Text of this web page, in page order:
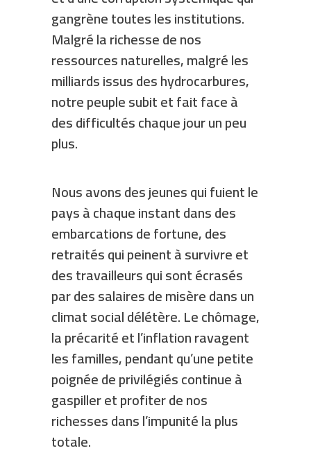
gangrène toutes les institutions.
Malgré la richesse de nos
ressources naturelles, malgré les
milliards issus des hydrocarbures,
notre peuple subit et fait face à
des difficultés chaque jour un peu
plus.
Nous avons des jeunes qui fuient le
pays à chaque instant dans des
embarcations de fortune, des
retraités qui peinent à survivre et
des travailleurs qui sont écrasés
par des salaires de misère dans un
climat social délétère. Le chômage,
la précarité et l’inflation ravagent
les familles, pendant qu’une petite
poignée de privilégiés continue à
gaspiller et profiter de nos
richesses dans l’impunité la plus
totale.